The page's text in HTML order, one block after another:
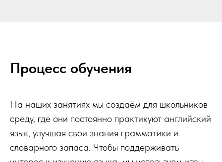
Процесс обучения
На наших занятиях мы создаём для школьников
среду, где они постоянно практикуют английский
язык, улучшая свои знания грамматики и
словарного запаса. Чтобы поддерживать